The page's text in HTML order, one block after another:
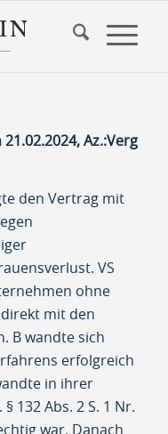
Az.:Verg
den Vertrag mit
VS
ohne
mit den
B wandte sich
erfolgreich
in ihrer
132 Abs. 2 S. 1 Nr.
war. Danach